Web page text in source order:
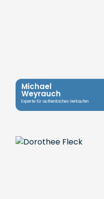
Michael
Weyrauch
Experte für authentisches Verkaufen